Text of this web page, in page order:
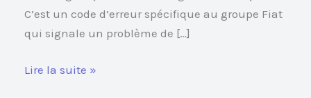
C’est un code d’erreur spécifique au groupe Fiat
qui signale un problème de […]
Lire la suite »